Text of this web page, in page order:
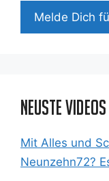
Mel­de Dich
Neuste Videos
Mit Alles und
Neunzehn72?